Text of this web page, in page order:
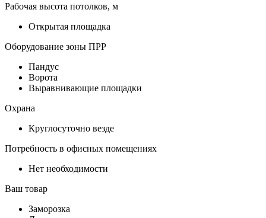
Рабочая высота потолков, м
Открытая площадка
Оборудование зоны ПРР
Пандус
Ворота
Выравнивающие площадки
Охрана
Круглосуточно везде
Потребность в офисных помещениях
Нет необходимости
Ваш товар
Заморозка